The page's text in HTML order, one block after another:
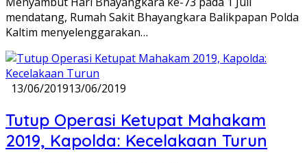
mendatang, Rumah Sakit Bhayangkara Balikpapan Polda
Kaltim menyelenggarakan…
13/06/201913/06/2019
Tutup Operasi Ketupat Mahakam
2019, Kapolda: Kecelakaan Turun